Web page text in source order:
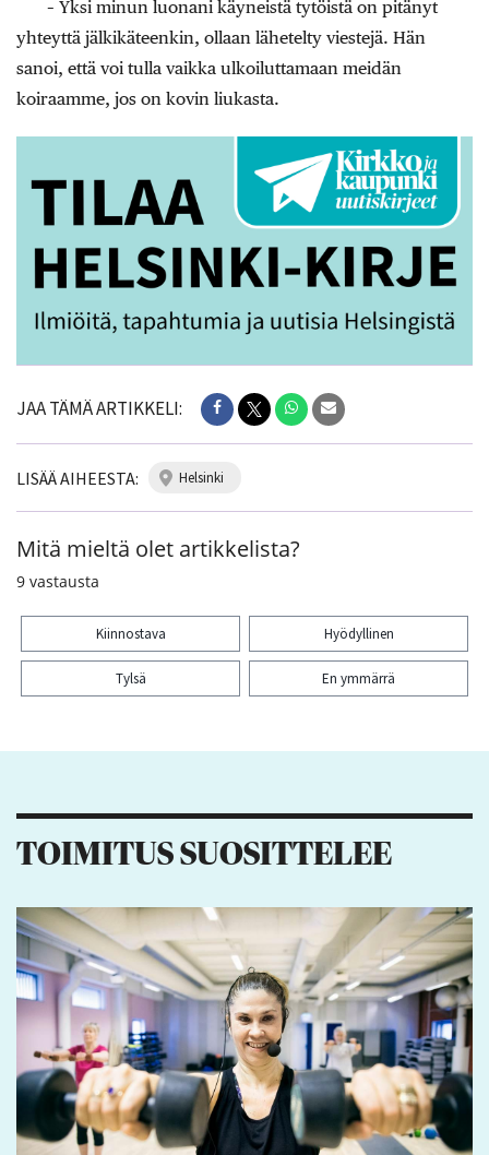
– Yksi minun luonani käyneistä tytöistä on pitänyt
yhteyttä jälkikäteenkin, ollaan lähetelty viestejä. Hän
sanoi, että voi tulla vaikka ulkoiluttamaan meidän
koiraamme, jos on kovin liukasta.
JAA TÄMÄ ARTIKKELI:
LISÄÄ AIHEESTA: helsinki
Mitä mieltä olet artikkelista?
9 vastausta
Kiinnostava Hyödyllinen
Tylsä En ymmärrä
TOIMITUS SUOSITTELEE